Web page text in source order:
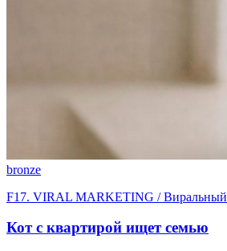
bronze
F17. VIRAL MARKETING / Виральный
Кот с квартирой ищет семью